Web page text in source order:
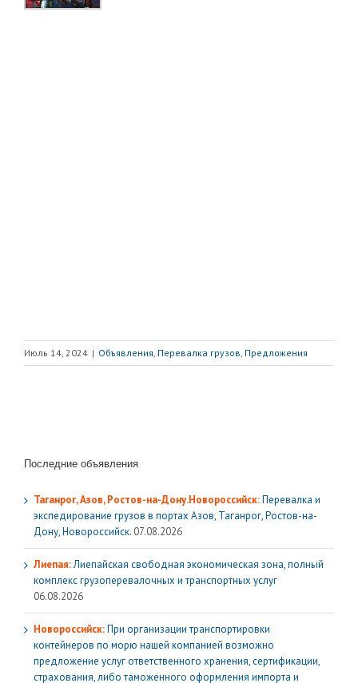
Июль 14, 2024 | Объявления Перевалка грузов Предложения
Последние объявления
Таганрог, Азов, Ростов-на-Дону.Новороссийск:Перевалка и
экспедирование грузов в портах Азов, Таганрог, Ростов-на-
Дону, Новороссийск. 07.08.2026
Лиепая:Лиепайская свободная экономическая зона, полный
комплекс грузoперевалочных и транспортных услуг
06.08.2026
Новороссийск:При организации транспортировки
контейнеров по морю нашей компанией возможно
предложение услуг ответственного хранения, сертификации,
страхования, либо таможенного оформления импорта и